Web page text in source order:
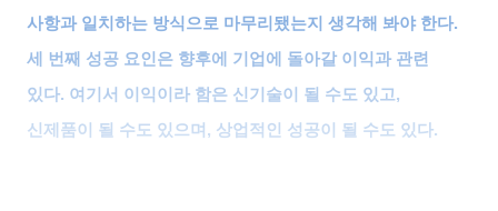
사항과 일치하는 방식으로 마무리됐는지 생각해 봐야 한다.
세 번째 성공 요인은 향후에 기업에 돌아갈 이익과 관련
있다. 여기서 이익이라 함은 신기술이 될 수도 있고,
신제품이 될 수도 있으며 , 상업적인 성공이 될 수도 있다.